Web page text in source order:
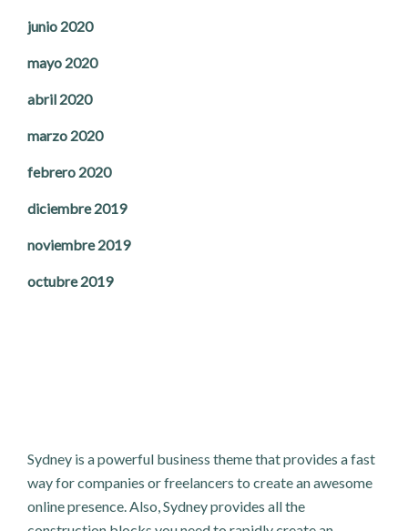
junio 2020
mayo 2020
abril 2020
marzo 2020
febrero 2020
diciembre 2019
noviembre 2019
octubre 2019
Sydney is a powerful business theme that provides a fast
way for companies or freelancers to create an awesome
online presence. Also, Sydney provides all the